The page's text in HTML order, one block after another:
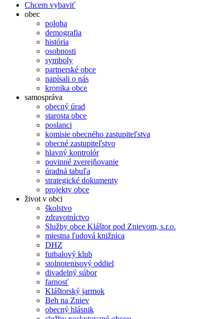
Chcem vybaviť
obec
poloha
demografia
história
osobnosti
symboly
partnerské obce
napísali o nás
kronika obce
samospráva
obecný úrad
starosta obce
poslanci
komisie obecného zastupiteľstva
obecné zastupiteľstvo
hlavný kontrolór
povinné zverejňovanie
úradná tabuľa
strategické dokumenty
projekty obce
život v obci
školstvo
zdravotníctvo
Služby obce Kláštor pod Znievom, s.r.o.
miestna ľudová knižnica
DHZ
futbalový klub
stolnotenisový oddiel
divadelný súbor
farnosť
Kláštorský jarmok
Beh na Zniev
obecný hlásnik